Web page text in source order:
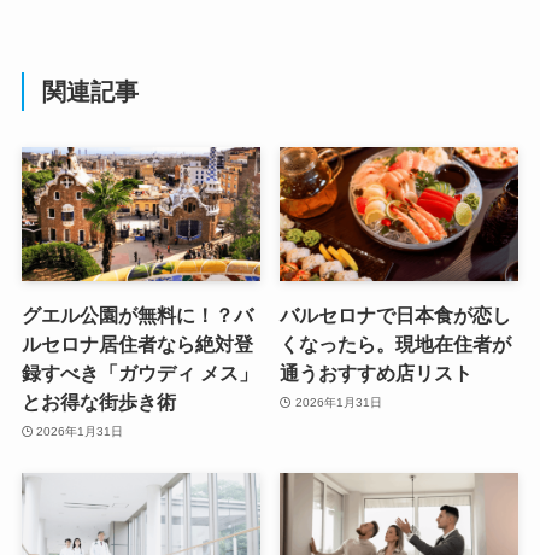
関連記事
グエル公園が無料に！？バ
ルセロナ居住者なら絶対登
録すべき「ガウディ メス」
とお得な街歩き術
2026年1月31日
バルセロナで日本食が恋し
くなったら。現地在住者が
通うおすすめ店リスト
2026年1月31日